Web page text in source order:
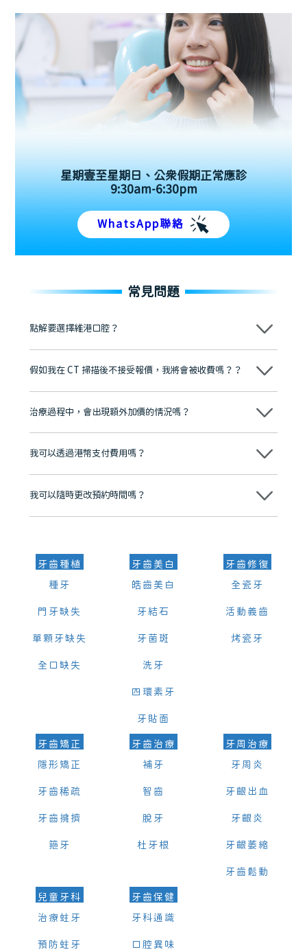
星期壹至星期日、公眾假期正常應診
9:30am-6:30pm
WhatsApp聯絡
常見問題
點解要選擇維港口腔？
維港口腔踐行「醫道濟世」的大學校訓，各分院匯聚來自香港、內地的
牌」、「2025香港企業領袖品牌」，是諾貝爾種植系統全球放心植牙中
至今已服務超過三十個國家和地區的顧客，受到粵港澳大灣區及周邊城
市市民極高的口碑評價及信任推薦 珠海、深圳設有八大分院，香港亦設
有咨詢及服務保障中心，有任何問題都可以隨時預約免費咨詢，讓人十
假如我在 CT 掃描後不接受報價，我將會被收費嗎？？
不會！只要未開始實際服務之前，你不會被收取任何費用。
治療過程中，會出現額外加價的情況嗎？
不會，治療前我們會詳細說明治療方案及對應的價錢，顧客同意並簽字
我可以透過港幣支付費用嗎？
可以。維港口腔會按照當日匯率轉算收取費用，而匯率會及時告知客人
我可以隨時更改預約時間嗎？
可以，請盡早通過wechat或whatsapp聯絡我們，告知我們你原本預約
牙齒種植
種牙
門牙缺失
單顆牙缺失
全口缺失
牙齒美白
皓齒美白
牙結石
牙菌斑
洗牙
四環素牙
牙貼面
牙齒修復
全瓷牙
活動義齒
烤瓷牙
牙齒矯正
隱形矯正
牙齒稀疏
牙齒擁擠
箍牙
牙齒治療
補牙
智齒
脫牙
杜牙根
牙周治療
牙周炎
牙齦出血
牙齦炎
牙齦萎縮
牙齒鬆動
兒童牙科
治療蛀牙
預防蛀牙
牙齒保健
牙科通識
口腔異味